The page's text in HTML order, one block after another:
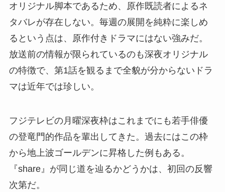
オリジナル脚本であるため、原作既読者によるネ
タバレが存在しない。毎週の展開を純粋に楽しめ
るという点は、原作付きドラマにはない強みだ。
放送前の情報が限られているのも深夜オリジナル
の特徴で、第1話を観るまで全貌が分からないドラ
マは近年では珍しい。
フジテレビの月曜深夜枠はこれまでにも若手俳優
の登竜門的作品を輩出してきた。過去にはこの枠
から地上波ゴールデンに昇格した例もある。
『share』が同じ道を辿るかどうかは、初回の反響
次第だ。